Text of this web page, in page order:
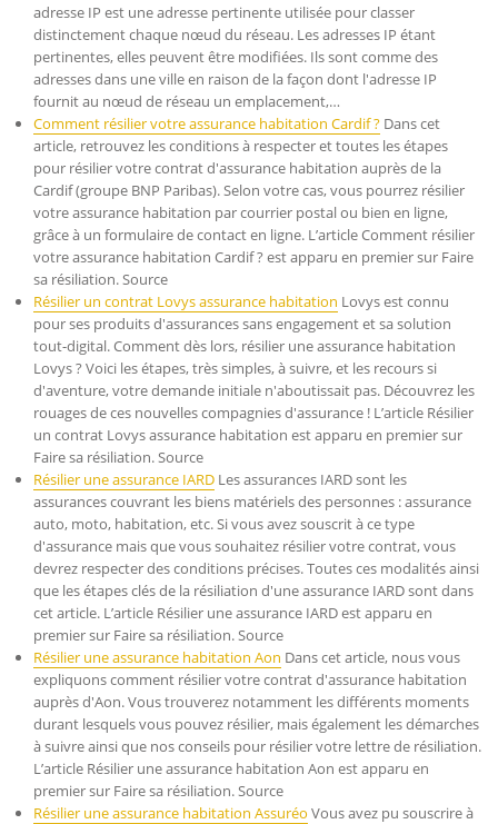
adresse IP est une adresse pertinente utilisée pour classer
distinctement chaque nœud du réseau. Les adresses IP étant
pertinentes, elles peuvent être modifiées. Ils sont comme des
adresses dans une ville en raison de la façon dont l'adresse IP
fournit au nœud de réseau un emplacement,…
Comment résilier votre assurance habitation Cardif ? Dans cet
article, retrouvez les conditions à respecter et toutes les étapes
pour résilier votre contrat d'assurance habitation auprès de la
Cardif (groupe BNP Paribas). Selon votre cas, vous pourrez résilier
votre assurance habitation par courrier postal ou bien en ligne,
grâce à un formulaire de contact en ligne. L’article Comment résilier
votre assurance habitation Cardif ? est apparu en premier sur Faire
sa résiliation. Source
Résilier un contrat Lovys assurance habitation Lovys est connu
pour ses produits d'assurances sans engagement et sa solution
tout-digital. Comment dès lors, résilier une assurance habitation
Lovys ? Voici les étapes, très simples, à suivre, et les recours si
d'aventure, votre demande initiale n'aboutissait pas. Découvrez les
rouages de ces nouvelles compagnies d'assurance ! L’article Résilier
un contrat Lovys assurance habitation est apparu en premier sur
Faire sa résiliation. Source
Résilier une assurance IARD Les assurances IARD sont les
assurances couvrant les biens matériels des personnes : assurance
auto, moto, habitation, etc. Si vous avez souscrit à ce type
d'assurance mais que vous souhaitez résilier votre contrat, vous
devrez respecter des conditions précises. Toutes ces modalités ainsi
que les étapes clés de la résiliation d'une assurance IARD sont dans
cet article. L’article Résilier une assurance IARD est apparu en
premier sur Faire sa résiliation. Source
Résilier une assurance habitation Aon Dans cet article, nous vous
expliquons comment résilier votre contrat d'assurance habitation
auprès d'Aon. Vous trouverez notamment les différents moments
durant lesquels vous pouvez résilier, mais également les démarches
à suivre ainsi que nos conseils pour résilier votre lettre de résiliation.
L’article Résilier une assurance habitation Aon est apparu en
premier sur Faire sa résiliation. Source
Résilier une assurance habitation Assuréo Vous avez pu souscrire à